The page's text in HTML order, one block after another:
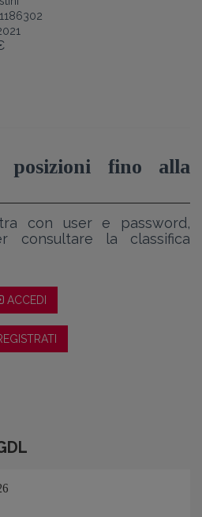
posizioni fino alla
con user e password,
consultare la classifica
ACCEDI